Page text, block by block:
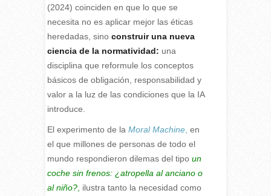
(2024) coinciden en que lo que se
necesita no es aplicar mejor las éticas
heredadas, sino construir una nueva
ciencia de la normatividad: una
disciplina que reformule los conceptos
básicos de obligación, responsabilidad y
valor a la luz de las condiciones que la IA
introduce.
El experimento de la Moral Machine, en
el que millones de personas de todo el
mundo respondieron dilemas del tipo un
coche sin frenos: ¿atropella al anciano o
al niño?, ilustra tanto la necesidad como